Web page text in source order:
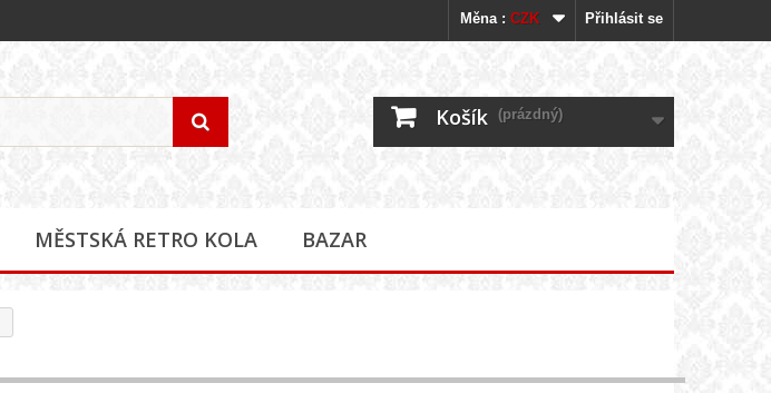
Přihlásit se
Měna : CZK
Košík (prázdný)
MĚSTSKÁ RETRO KOLA BAZAR